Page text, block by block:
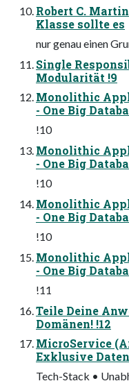
Robert C.
Klasse sollte es
nur genau einen
Single
Modularität !9
Monolithic
- One Big
!10
Monolithic
- One Big
!10
Monolithic
- One Big
!10
Monolithic
- One Big
!11
Teile Deine
Domänen! !12
MicroService
Exklusive
Tech-Stack •